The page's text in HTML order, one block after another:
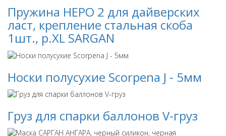
Пружина НЕРО 2 для дайверских
ласт, крепление стальная скоба
1шт., р.XL SARGAN
Носки полусухие Scorpena J - 5мм
Груз для спарки баллонов V-груз